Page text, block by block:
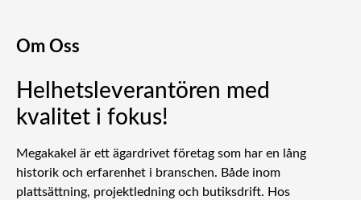
Om Oss
Helhetsleverantören med
kvalitet i fokus!
Megakakel är ett ägardrivet företag som har en lång
historik och erfarenhet i branschen. Både inom
plattsättning, projektledning och butiksdrift. Hos